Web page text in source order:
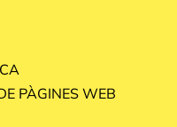
PÀGINES WEB